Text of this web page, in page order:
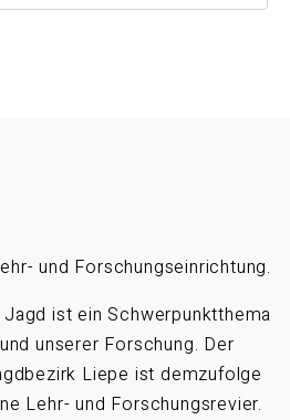
und Forschungseinrichtung.
ist ein Schwerpunktthema
unserer Forschung. Der
Liepe ist demzufolge
Lehr- und Forschungsrevier.